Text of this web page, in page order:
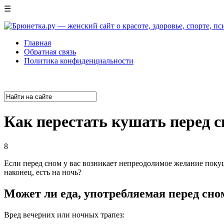
☰
Главная
Обратная связь
Политика конфиденциальности
Как перестать кушать перед
8
Если перед сном у вас возникает непреодолимое желание
наконец, есть на ночь?
Может ли еда, употребляемая перед
Вред вечерних или ночных трапез: